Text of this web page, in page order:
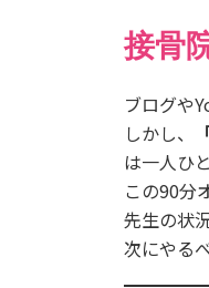
接骨
ブログや
しかし、
は一人ひ
この90分
先生の状
次にやる